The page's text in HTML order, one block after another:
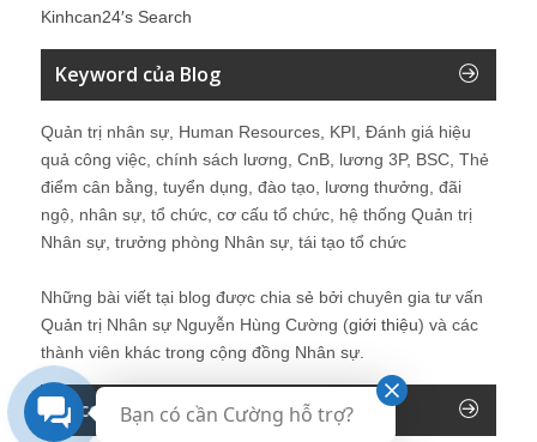
Kinhcan24′s Search
Keyword của Blog
Quản trị nhân sự, Human Resources, KPI, Đánh giá hiệu
quả công việc, chính sách lương, CnB, lương 3P, BSC, Thẻ
điểm cân bằng, tuyển dụng, đào tạo, lương thưởng, đãi
ngộ, nhân sự, tổ chức, cơ cấu tổ chức, hệ thống Quản trị
Nhân sự, trưởng phòng Nhân sự, tái tạo tổ chức
Những bài viết tại blog được chia sẻ bởi chuyên gia tư vấn
Quản trị Nhân sự Nguyễn Hùng Cường (giới thiệu) và các
thành viên khác trong cộng đồng Nhân sự.
Recent Comments
Bạn có cần Cường hỗ trợ?